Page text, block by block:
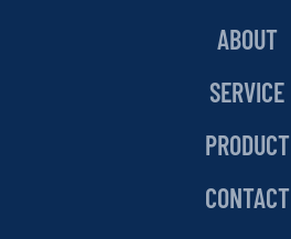
ABOUT
SERVICE
PRODUCT
CONTACT